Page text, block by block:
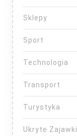
Sklepy
Sport
Technologia
Transport
Turystyka
Ukryte Zajawki